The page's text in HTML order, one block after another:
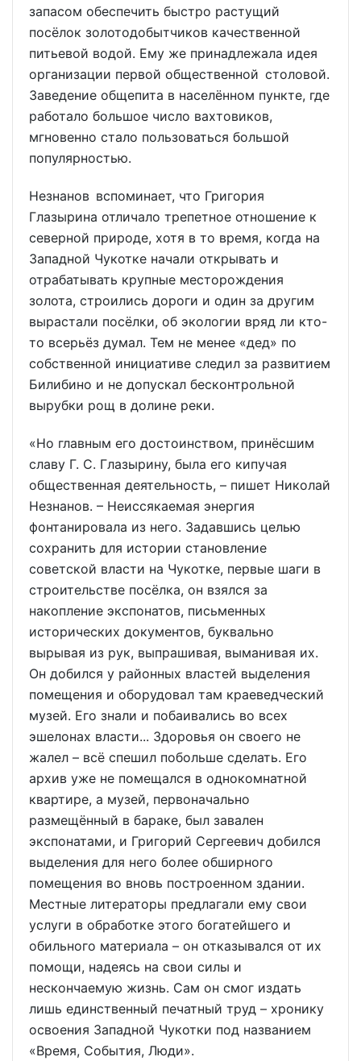
запасом обеспечить быстро растущий
посёлок золотодобытчиков качественной
питьевой водой. Ему же принадлежала идея
организации первой общественной столовой.
Заведение общепита в населённом пункте, где
работало большое число вахтовиков,
мгновенно стало пользоваться большой
популярностью.
Незнанов вспоминает, что Григория
Глазырина отличало трепетное отношение к
северной природе, хотя в то время, когда на
Западной Чукотке начали открывать и
отрабатывать крупные месторождения
золота, строились дороги и один за другим
вырастали посёлки, об экологии вряд ли кто-
то всерьёз думал. Тем не менее «дед» по
собственной инициативе следил за развитием
Билибино и не допускал бесконтрольной
вырубки рощ в долине реки.
«Но главным его достоинством, принёсшим
славу Г. С. Глазырину, была его кипучая
общественная деятельность, – пишет Николай
Незнанов. – Неиссякаемая энергия
фонтанировала из него. Задавшись целью
сохранить для истории становление
советской власти на Чукотке, первые шаги в
строительстве посёлка, он взялся за
накопление экспонатов, письменных
исторических документов, буквально
вырывая из рук, выпрашивая, выманивая их.
Он добился у районных властей выделения
помещения и оборудовал там краеведческий
музей. Его знали и побаивались во всех
эшелонах власти... Здоровья он своего не
жалел – всё спешил побольше сделать. Его
архив уже не помещался в однокомнатной
квартире, а музей, первоначально
размещённый в бараке, был завален
экспонатами, и Григорий Сергеевич добился
выделения для него более обширного
помещения во вновь построенном здании.
Местные литераторы предлагали ему свои
услуги в обработке этого богатейшего и
обильного материала – он отказывался от их
помощи, надеясь на свои силы и
нескончаемую жизнь. Сам он смог издать
лишь единственный печатный труд – хронику
освоения Западной Чукотки под названием
«Время, События, Люди».